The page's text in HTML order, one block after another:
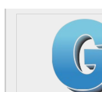
Distribuidor de 2020pm or
Distribuidor de 2040pm or
Distribuidor alfa laval
Distribuidor de altair